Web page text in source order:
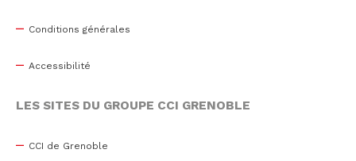
Conditions générales
Accessibilité
LES SITES DU GROUPE CCI GRENOBLE
CCI de Grenoble